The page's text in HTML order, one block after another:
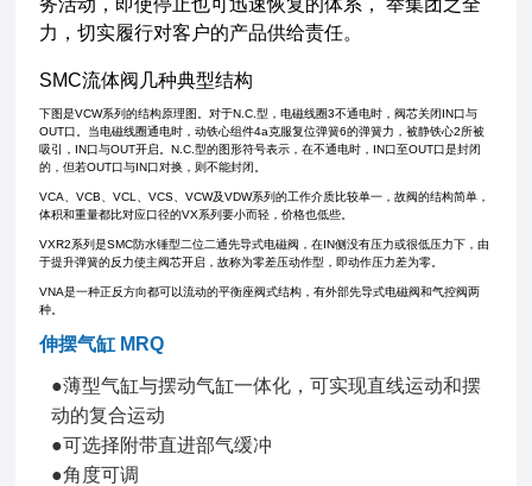
务活动，即使停止也可迅速恢复的体系， 举集团之全
力，切实履行对客户的产品供给责任。
SMC流体阀几种典型结构
下图是VCW系列的结构原理图。对于N.C.型，电磁线圈3不通电时，阀芯关闭IN口与
OUT口。当电磁线圈通电时，动铁心组件4a克服复位弹簧6的弹簧力，被静铁心2所被
吸引，IN口与OUT开启。N.C.型的图形符号表示，在不通电时，IN口至OUT口是封闭
的，但若OUT口与IN口对换，则不能封闭。
VCA、VCB、VCL、VCS、VCW及VDW系列的工作介质比较单一，故阀的结构简单，
体积和重量都比对应口径的VX系列要小而轻，价格也低些。
VXR2系列是SMC防水锤型二位二通先导式电磁阀，在IN侧没有压力或很低压力下，由
于提升弹簧的反力使主阀芯开启，故称为零差压动作型，即动作压力差为零。
VNA是一种正反方向都可以流动的平衡座阀式结构，有外部先导式电磁阀和气控阀两
种。
伸摆气缸 MRQ
●薄型气缸与摆动气缸一体化，可实现直线运动和摆
动的复合运动
●可选择附带直进部气缓冲
●角度可调